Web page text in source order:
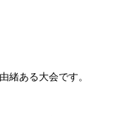
緒ある大会です。